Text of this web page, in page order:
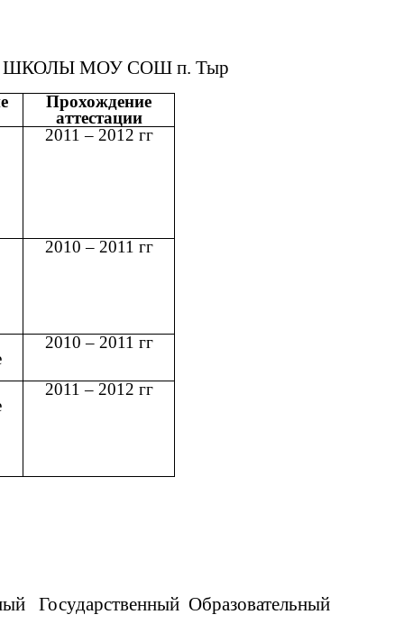
МОУ СОШ п. Тыр
Прохождение
аттестации
2011 – 2012 гг
2010 – 2011 гг
2010 – 2011 гг
2011 – 2012 гг
Государственный Образовательный